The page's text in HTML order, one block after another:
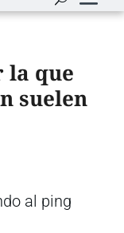
la que
suelen
al ping